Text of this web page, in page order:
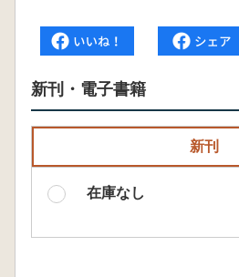
新刊・電子書籍
新刊
在庫なし